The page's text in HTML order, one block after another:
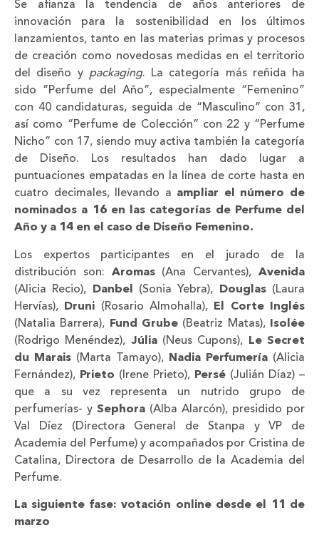
Se afianza la tendencia de años anteriores de
innovación para la sostenibilidad en los últimos
lanzamientos, tanto en las materias primas y procesos
de creación como novedosas medidas en el territorio
del diseño y packaging. La categoría más reñida ha
sido “Perfume del Año”, especialmente “Femenino”
con 40 candidaturas, seguida de “Masculino” con 31,
así como “Perfume de Colección” con 22 y “Perfume
Nicho” con 17, siendo muy activa también la categoría
de Diseño. Los resultados han dado lugar a
puntuaciones empatadas en la línea de corte hasta en
cuatro decimales, llevando a ampliar el número de
nominados a 16 en las categorías de Perfume del
Año y a 14 en el caso de Diseño Femenino.
Los expertos participantes en el jurado de la
distribución son: Aromas(Ana Cervantes),Avenida
(Alicia Recio),
Danbel (Sonia Yebra), Douglas(Laura
Hervías),
Druni (Rosario Almohalla),
El Corte Inglés
(Natalia Barrera),
Fund Grube (Beatriz Matas),
Isolée
(Rodrigo Menéndez), Júlia(Neus Cupons),
Le Secret
du Marais (Marta Tamayo), Nadia Perfumería (Alicia
Fernández), Prieto (Irene Prieto), Persé (Julián Díaz) –
que a su vez representa un nutrido grupo de
perfumerías- y Sephora (Alba Alarcón), presidido por
Val Díez (Directora General de Stanpa y VP de
Academia del Perfume) y acompañados por Cristina de
Catalina, Directora de Desarrollo de la Academia del
Perfume.
La siguiente fase: votación online desde el 11 de
marzo